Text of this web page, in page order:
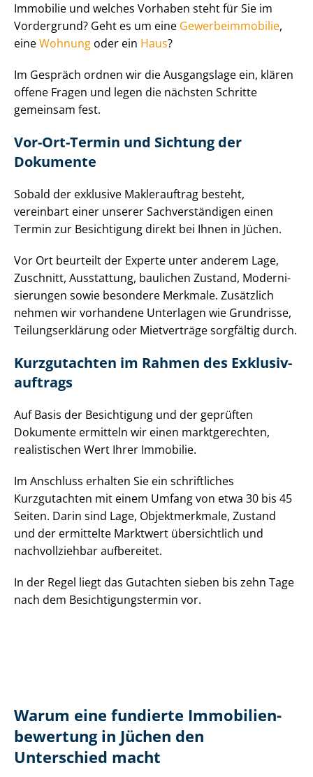
Immobilie und welches Vorhaben steht für Sie im
Vordergrund? Geht es um eine Ge­wer­be­im­mo­bi­lie,
eineWohnung oder ein Haus?
Im Gespräch ordnen wir die Ausgangslage ein, klären
offene Fragen und legen die nächsten Schritte
gemeinsam fest.
Vor-Ort-Termin und Sichtung der
Dokumente
Sobald der exklusive Maklerauftrag besteht,
vereinbart einer unserer Sach­ver­stän­di­gen einen
Termin zur Besichtigung direkt bei Ihnen in Jüchen.
Vor Ort beurteilt der Experte unter anderem Lage,
Zuschnitt, Ausstattung, baulichen Zustand, Mo­der­ni­
sie­run­gen sowie besondere Merkmale. Zusätzlich
nehmen wir vorhandene Unterlagen wie Grundrisse,
Tei­lungs­er­klä­rung oder Mietverträge sorgfältig durch.
Kurzgutachten im Rahmen des Ex­klu­siv­
auf­trags
Auf Basis der Besichtigung und der geprüften
Dokumente ermitteln wir einen marktgerechten,
realistischen Wert Ihrer Immobilie.
Im Anschluss erhalten Sie ein schriftliches
Kurzgutachten mit einem Umfang von etwa 30 bis 45
Seiten. Darin sind Lage, Objektmerkmale, Zustand
und der ermittelte Marktwert übersichtlich und
nachvollziehbar aufbereitet.
In der Regel liegt das Gutachten sieben bis zehn Tage
nach dem Be­sich­ti­gungs­ter­min vor.
Warum eine fundierte Im­mo­bi­li­en­
be­wer­tung in Jüchen den
Unterschied macht